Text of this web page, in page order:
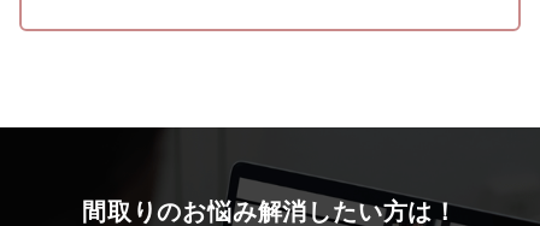
間取りのお悩み解消したい方は！